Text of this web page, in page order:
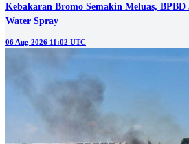
Kebakaran Bromo Semakin Meluas,
Water Spray
06 Aug 2026 11:02 UTC